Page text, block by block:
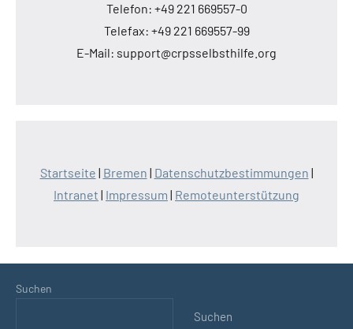
Telefon: +49 221 669557-0
Telefax: +49 221 669557-99
E-Mail: support@crpsselbsthilfe.org
Startseite | Bremen | Datenschutzbestimmungen |
Intranet | Impressum | Remoteunterstützung
Suchen
Suchen